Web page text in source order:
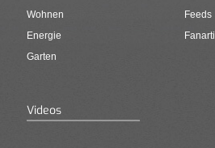
Wohnen
Energie
Garten
Feeds
Videos